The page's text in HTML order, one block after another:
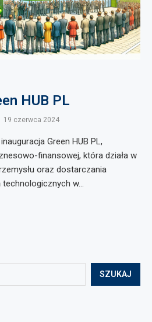
HUB PL
19 czerwca 2024
Green HUB PL,
finansowej, która działa w
oraz dostarczania
w…
SZUKAJ